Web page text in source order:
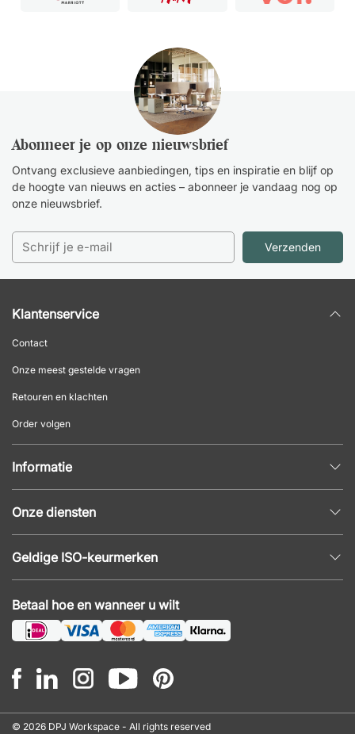
Abonneer je op onze nieuwsbrief
Ontvang exclusieve aanbiedingen, tips en inspiratie en blijf op
de hoogte van nieuws en acties – abonneer je vandaag nog op
onze nieuwsbrief.
Verzenden
Klantenservice
Contact
Onze meest gestelde vragen
Retouren en klachten
Order volgen
Informatie
Populaire pagina's
Onze diensten
Kantoormeubilair offerte
Montage
Betaal hoe en wanneer u wilt
Geldige ISO-keurmerken
ISO 14001
ISO 45001
© 2026 DPJ Workspace - All rights reserved